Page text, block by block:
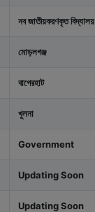
নব জাতীয়করণকৃত বিদ্যালয়
মোড়লগঞ্জ
বাগেরহাট
খুলনা
Government
Updating Soon
Updating Soon